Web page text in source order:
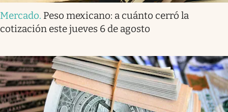
Mercado. Peso mexicano: a cuánto cerró la
cotización este jueves 6 de agosto